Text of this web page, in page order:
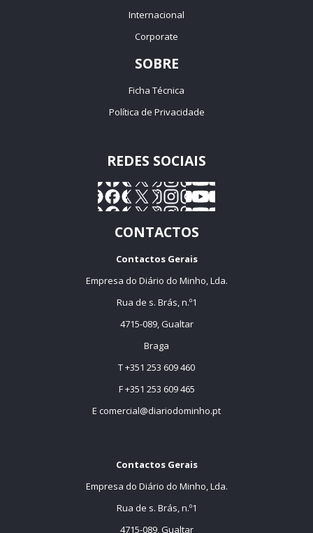
Internacional
Corporate
SOBRE
Ficha Técnica
Política de Privacidade
REDES SOCIAIS
CONTACTOS
Contactos Gerais
Empresa do Diário do Minho, Lda.
Rua de s. Brás, n.º1
4715-089, Gualtar
Braga
T +351 253 609 460
F +351 253 609 465
E comercial@diariodominho.pt
Contactos Gerais
Empresa do Diário do Minho, Lda.
Rua de s. Brás, n.º1
4715-089, Gualtar